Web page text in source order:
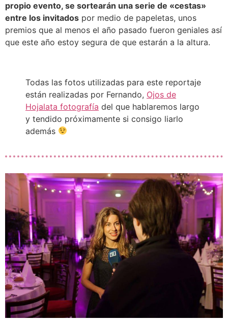
propio evento, se sortearán una serie de «cestas»
entre los invitados por medio de papeletas, unos
premios que al menos el año pasado fueron geniales así
que este año estoy segura de que estarán a la altura.
Todas las fotos utilizadas para este reportaje
están realizadas por Fernando, Ojos de
Hojalata fotografía del que hablaremos largo
y tendido próximamente si consigo liarlo
además